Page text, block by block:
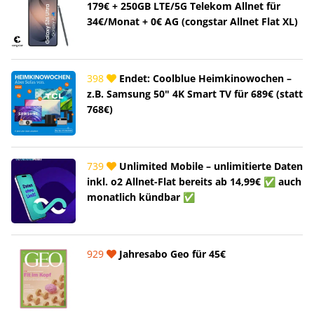
179€ + 250GB LTE/5G Telekom Allnet für
34€/Monat + 0€ AG (congstar Allnet Flat XL)
398
Endet: Coolblue Heimkinowochen –
z.B. Samsung 50" 4K Smart TV für 689€ (statt
768€)
739
Unlimited Mobile – unlimitierte Daten
inkl. o2 Allnet-Flat bereits ab 14,99€ ✅ auch
monatlich kündbar ✅
929 Jahresabo Geo für 45€